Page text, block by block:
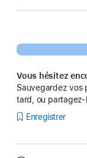
Vous hésitez
Sauvegardez vos
tard, ou
Enregistrer